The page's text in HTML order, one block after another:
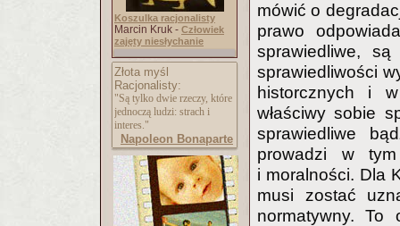
Koszulka racjonalisty
Marcin Kruk - Człowiek
zajęty niesłychanie
Złota myśl
Racjonalisty:
"Są tylko dwie rzeczy, które
jednoczą ludzi: strach i
interes."
Napoleon Bonaparte
mówić o
prawo
sprawiedliwe,
sprawiedliwości
historcznych i
właściwy sobie
sprawiedliwe
prowadzi w
i moralności. Dla
musi zostać
normatywny. To